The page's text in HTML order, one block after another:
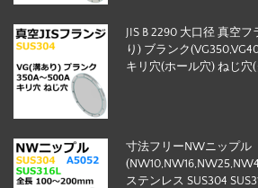
JIS B 2290 大口径 真空
り) ブランク
キリ穴(ホール穴) ねじ穴
寸法フリーNWニップル
ステンレス SUS304